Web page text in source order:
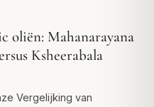
oliën: Mahanarayana
Ksheerabala
Vergelijking van